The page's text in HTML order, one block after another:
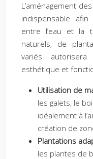
L’aménagement
indispensable
entre l’eau et la
naturels, de
variés
esthétique et
Utilisation de
les galets, le
idéalement à
création de
Plantations
les plantes de